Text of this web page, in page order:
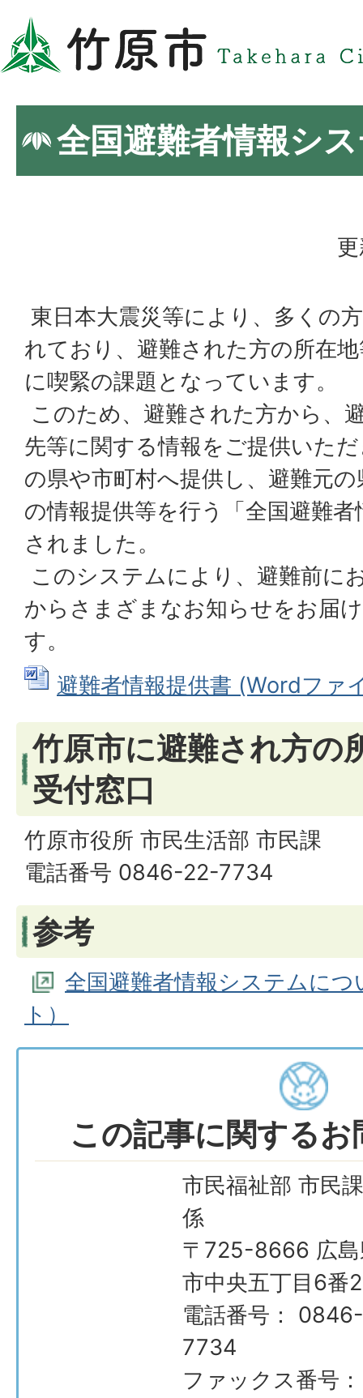
全国避難者情報シ
東日本大震災等により、多くの
れており、避難された方の所在
に喫緊の課題となっています。
このため、避難された方から、
先等に関する情報をご提供いた
の県や市町村へ提供し、避難元
の情報提供等を行う「全国避難
されました。
このシステムにより、避難前に
からさまざまなお知らせをお届
す。
避難者情報提供書 (Wordファ
竹原市に避難され方の
受付窓口
竹原市役所 市民生活部 市民課
電話番号 0846-22-7734
参考
全国避難者情報システムに
ト）
この記事に関する
市民福祉部 市民
係
〒725-8666 広島
市中央五丁目6番
電話番号：
7734
ファックス番号：